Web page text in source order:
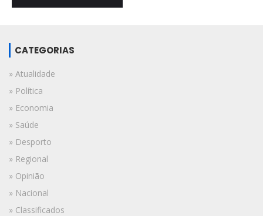
CATEGORIAS
» Atualidade
» Política
» Economia
» Saúde
» Desporto
» Regional
» Opinião
» Nacional
» Classificados